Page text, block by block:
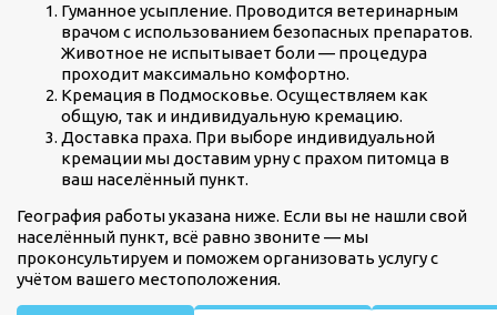
Гуманное усыпление. Проводится ветеринарным
врачом с использованием безопасных препаратов.
Животное не испытывает боли — процедура
проходит максимально комфортно.
Кремация в Подмосковье. Осуществляем как
общую, так и индивидуальную кремацию.
Доставка праха. При выборе индивидуальной
кремации мы доставим урну с прахом питомца в
ваш населённый пункт.
География работы указана ниже. Если вы не нашли свой
населённый пункт, всё равно звоните — мы
проконсультируем и поможем организовать услугу с
учётом вашего местоположения.